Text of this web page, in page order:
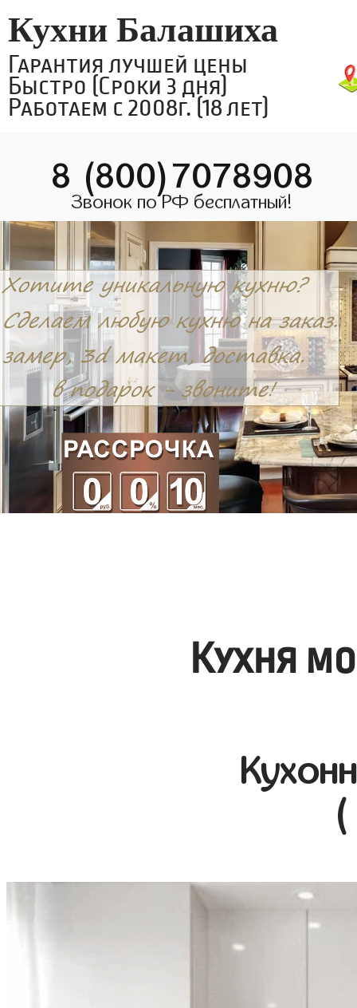
Кухни Балашиха
Гарантия лучшей цены
Быстро (Сроки 3 дня)
Работаем с 2008г. (18 лет)
8 (800)7078908
Звонок по РФ бесплатный!
Кухня
(